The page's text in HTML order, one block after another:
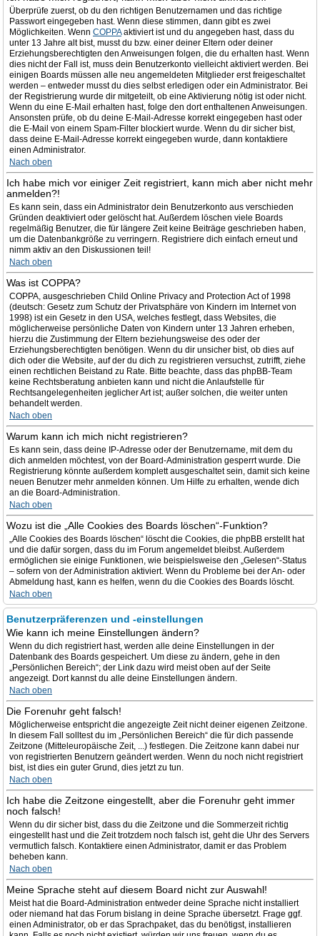
Überprüfe zuerst, ob du den richtigen Benutzernamen und das richtige
Passwort eingegeben hast. Wenn diese stimmen, dann gibt es zwei
Möglichkeiten. Wenn COPPAaktiviert ist und du angegeben hast, dass du
unter 13 Jahre alt bist, musst du bzw. einer deiner Eltern oder deiner
Erziehungsberechtigten den Anweisungen folgen, die du erhalten hast. Wenn
dies nicht der Fall ist, muss dein Benutzerkonto vielleicht aktiviert werden. Bei
einigen Boards müssen alle neu angemeldeten Mitglieder erst freigeschaltet
werden – entweder musst du dies selbst erledigen oder ein Administrator. Bei
der Registrierung wurde dir mitgeteilt, ob eine Aktivierung nötig ist oder nicht.
Wenn du eine E-Mail erhalten hast, folge den dort enthaltenen Anweisungen.
Ansonsten prüfe, ob du deine E-Mail-Adresse korrekt eingegeben hast oder
die E-Mail von einem Spam-Filter blockiert wurde. Wenn du dir sicher bist,
dass deine E-Mail-Adresse korrekt eingegeben wurde, dann kontaktiere
einen Administrator.
Nach oben
Ich habe mich vor einiger Zeit registriert, kann mich aber nicht mehr
anmelden?!
Es kann sein, dass ein Administrator dein Benutzerkonto aus verschieden
Gründen deaktiviert oder gelöscht hat. Außerdem löschen viele Boards
regelmäßig Benutzer, die für längere Zeit keine Beiträge geschrieben haben,
um die Datenbankgröße zu verringern. Registriere dich einfach erneut und
nimm aktiv an den Diskussionen teil!
Nach oben
Was ist COPPA?
COPPA, ausgeschrieben Child Online Privacy and Protection Act of 1998
(deutsch: Gesetz zum Schutz der Privatsphäre von Kindern im Internet von
1998) ist ein Gesetz in den USA, welches festlegt, dass Websites, die
möglicherweise persönliche Daten von Kindern unter 13 Jahren erheben,
hierzu die Zustimmung der Eltern beziehungsweise des oder der
Erziehungsberechtigten benötigen. Wenn du dir unsicher bist, ob dies auf
dich oder die Website, auf der du dich zu registrieren versuchst, zutrifft, ziehe
einen rechtlichen Beistand zu Rate. Bitte beachte, dass das phpBB-Team
keine Rechtsberatung anbieten kann und nicht die Anlaufstelle für
Rechtsangelegenheiten jeglicher Art ist; außer solchen, die weiter unten
behandelt werden.
Nach oben
Warum kann ich mich nicht registrieren?
Es kann sein, dass deine IP-Adresse oder der Benutzername, mit dem du
dich anmelden möchtest, von der Board-Administration gesperrt wurde. Die
Registrierung könnte außerdem komplett ausgeschaltet sein, damit sich keine
neuen Benutzer mehr anmelden können. Um Hilfe zu erhalten, wende dich
an die Board-Administration.
Nach oben
Wozu ist die „Alle Cookies des Boards löschen“-Funktion?
„Alle Cookies des Boards löschen“ löscht die Cookies, die phpBB erstellt hat
und die dafür sorgen, dass du im Forum angemeldet bleibst. Außerdem
ermöglichen sie einige Funktionen, wie beispielsweise den „Gelesen“-Status
– sofern von der Administration aktiviert. Wenn du Probleme bei der An- oder
Abmeldung hast, kann es helfen, wenn du die Cookies des Boards löscht.
Nach oben
Benutzerpräferenzen und -einstellungen
Wie kann ich meine Einstellungen ändern?
Wenn du dich registriert hast, werden alle deine Einstellungen in der
Datenbank des Boards gespeichert. Um diese zu ändern, gehe in den
„Persönlichen Bereich“; der Link dazu wird meist oben auf der Seite
angezeigt. Dort kannst du alle deine Einstellungen ändern.
Nach oben
Die Forenuhr geht falsch!
Möglicherweise entspricht die angezeigte Zeit nicht deiner eigenen Zeitzone.
In diesem Fall solltest du im „Persönlichen Bereich“ die für dich passende
Zeitzone (Mitteleuropäische Zeit, ...) festlegen. Die Zeitzone kann dabei nur
von registrierten Benutzern geändert werden. Wenn du noch nicht registriert
bist, ist dies ein guter Grund, dies jetzt zu tun.
Nach oben
Ich habe die Zeitzone eingestellt, aber die Forenuhr geht immer
noch falsch!
Wenn du dir sicher bist, dass du die Zeitzone und die Sommerzeit richtig
eingestellt hast und die Zeit trotzdem noch falsch ist, geht die Uhr des Servers
vermutlich falsch. Kontaktiere einen Administrator, damit er das Problem
beheben kann.
Nach oben
Meine Sprache steht auf diesem Board nicht zur Auswahl!
Meist hat die Board-Administration entweder deine Sprache nicht installiert
oder niemand hat das Forum bislang in deine Sprache übersetzt. Frage ggf.
einen Administrator, ob er das Sprachpaket, das du benötigst, installieren